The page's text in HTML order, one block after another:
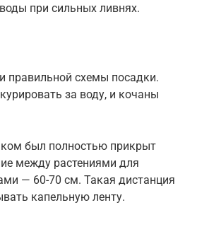
при сильных ливнях.
правильной схемы посадки.
за воду, и кочаны
был полностью прикрыт
между растениями для
— 60-70 см. Такая дистанция
капельную ленту.